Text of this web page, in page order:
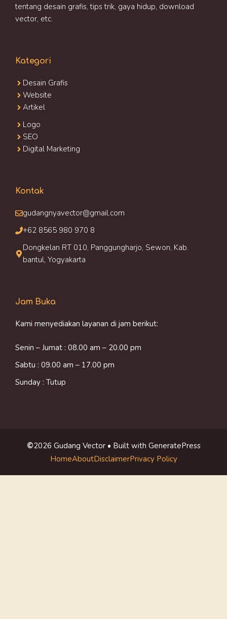
tentang desain grafis, tips trik, gaya hidup, download
vector, etc.
Kategori
Desain Grafis
Website
Artikel
Logo
SEO
Digital Marketing
Kontak
gudangnyavector@gmail.com
+62 8565 980 970 8
Dongkelan RT 010, Panggungharjo, Sewon, Kab.
bantul, Yogyakarta
Jam Buka
Kami menyediakan layanan di jam berikut:
Senin – Jumat : 08.00 am – 20.00 pm
Sabtu : 09.00 am – 17.00 pm
Sunday : Tutup
©2026 Gudang Vector • Built with GeneratePress
HomeAboutDisclaimerPrivacy Policy